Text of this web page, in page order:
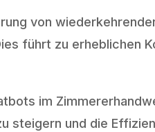
von
führt zu erheblichen
im
steigern und die